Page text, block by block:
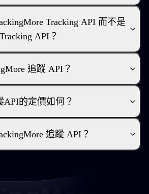
Tracking API 而不是
API？
追蹤 API？
API的定價如何？
追蹤 API？